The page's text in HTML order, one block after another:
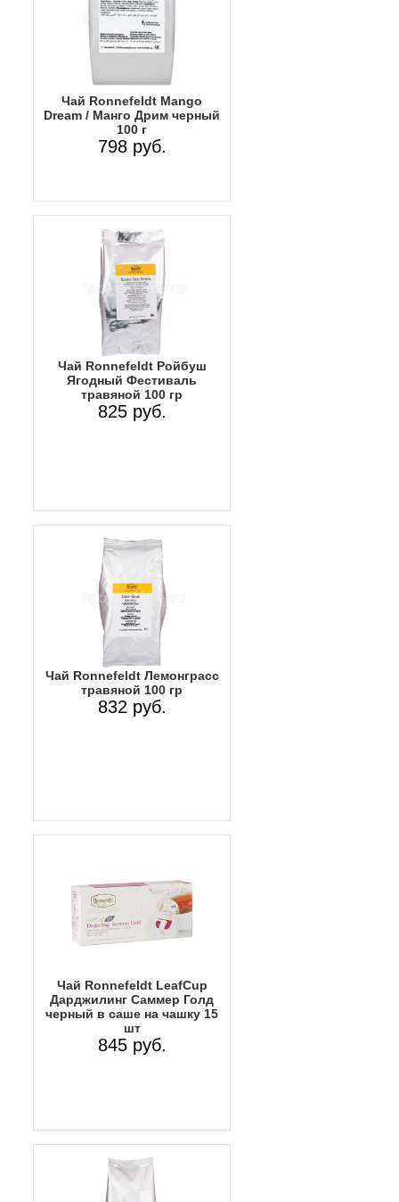
Чай Ronnefeldt Mango
Dream / Манго Дрим черный
100 г
798 руб.
Чай Ronnefeldt Ройбуш
Ягодный Фестиваль
травяной 100 гр
825 руб.
Чай Ronnefeldt Лемонграсс
травяной 100 гр
832 руб.
Чай Ronnefeldt LeafCup
Дарджилинг Саммер Голд
черный в саше на чашку 15
шт
845 руб.